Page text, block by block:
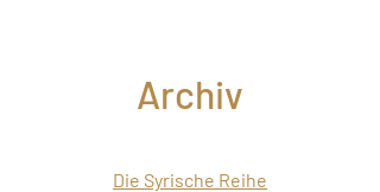
Archiv
Die Syrische Reihe